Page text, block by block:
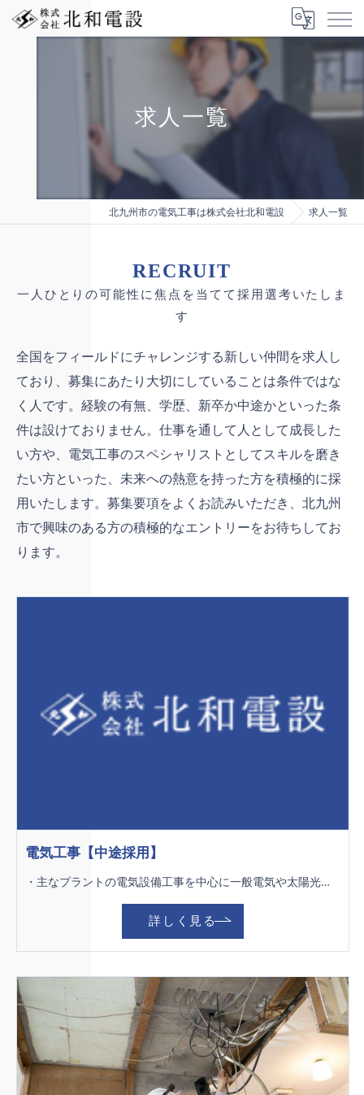
求人一覧
北九州市の電気工事は株式会社北和電設 求人一覧
RECRUIT
一人ひとりの可能性に焦点を当てて採用選考いたしま
す
全国をフィールドにチャレンジする新しい仲間を求人し
ており、募集にあたり大切にしていることは条件ではな
く人です。経験の有無、学歴、新卒か中途かといった条
件は設けておりません。仕事を通して人として成長した
い方や、電気工事のスペシャリストとしてスキルを磨き
たい方といった、未来への熱意を持った方を積極的に採
用いたします。募集要項をよくお読みいただき、北九州
市で興味のある方の積極的なエントリーをお待ちしてお
ります。
電気工事【中途採用】
・主なプラントの電気設備工事を中心に一般電気や太陽光発電の工事も行ないます。 １人ではなくチームで行う仕事なのでにぎやかでアットホームな職場です！ 女性や若手の社員も活躍中の職場です。 立ち仕事がメインなので身体を動かすことが好きな方にはピッタリのお仕事です！
詳しく見る